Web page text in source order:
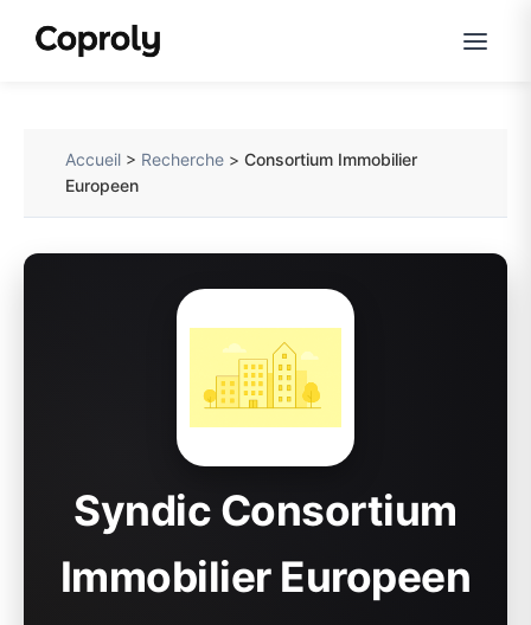
Accueil > Recherche >Consortium Immobilier
Europeen
Syndic Consortium
Immobilier Europeen